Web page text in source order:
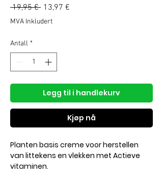
19,95 € Vanlig
pris
13,97 €
MVA Inkludert
Antall *
Legg til i handlekurv
Kjøp nå
Planten basis creme voor herstellen
van littekens en vlekken met Actieve
vitaminen.